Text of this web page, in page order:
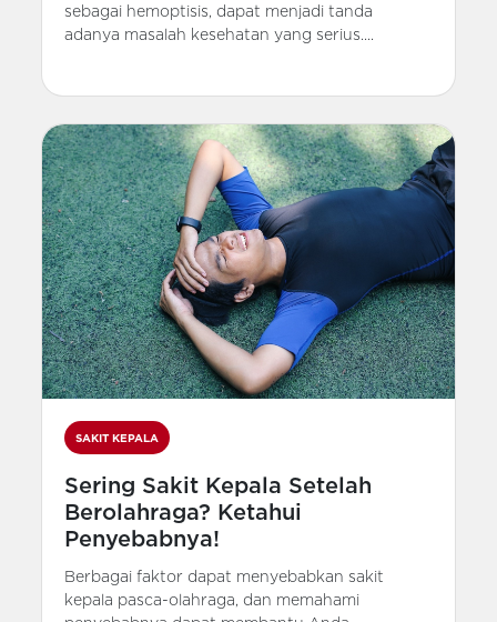
sebagai hemoptisis, dapat menjadi tanda
adanya masalah kesehatan yang serius....
SAKIT KEPALA
Sering Sakit Kepala Setelah
Berolahraga? Ketahui
Penyebabnya!
Berbagai faktor dapat menyebabkan sakit
kepala pasca-olahraga, dan memahami